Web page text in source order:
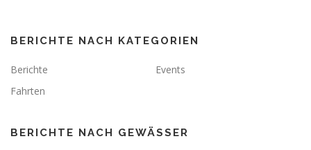
g
s
n
i
BERICHTE NACH KATEGORIEN
Berichte
Events
Fahrten
BERICHTE NACH GEWÄSSER